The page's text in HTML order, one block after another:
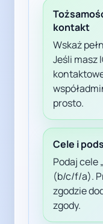
kontakt
Wskaż
Jeśli masz
prosto.
Cele i
Podaj cele
(b/c/f/a).
zgodzie
zgody.